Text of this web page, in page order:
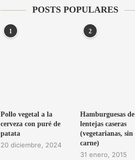
POSTS POPULARES
1
Pollo vegetal a la
cerveza con puré de
patata
20 diciembre, 2024
2
Hamburguesas de
lentejas caseras
(vegetarianas, sin
carne)
31 enero, 2015